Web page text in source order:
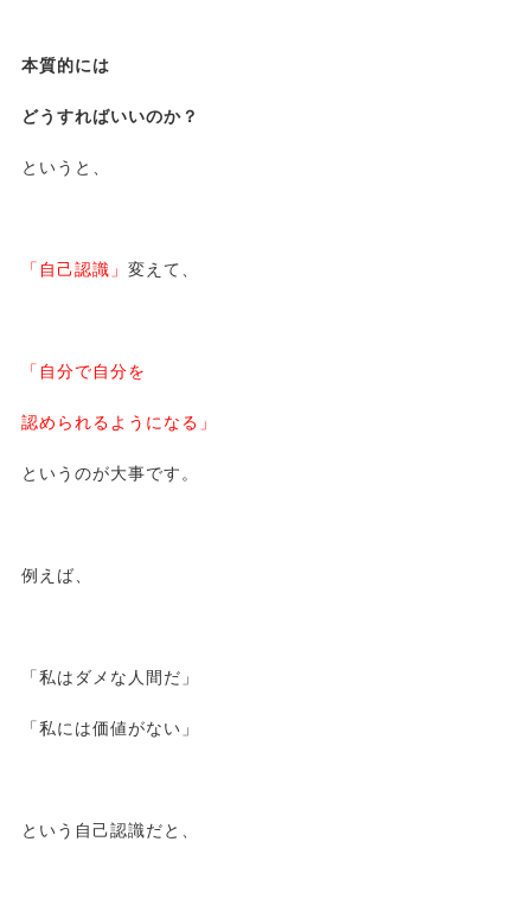
本質的には
どうすればいいのか？
というと、
「自己認識」 変えて、
「自分で自分を
認められるようになる」
というのが大事です。
例えば、
「私はダメな人間だ」
「私には価値がない」
という自己認識だと、